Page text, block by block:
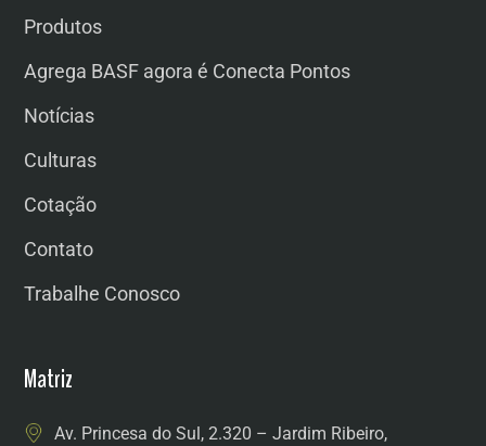
Produtos
Agrega BASF agora é Conecta Pontos
Notícias
Culturas
Cotação
Contato
Trabalhe Conosco
Matriz
Av. Princesa do Sul, 2.320 – Jardim Ribeiro,